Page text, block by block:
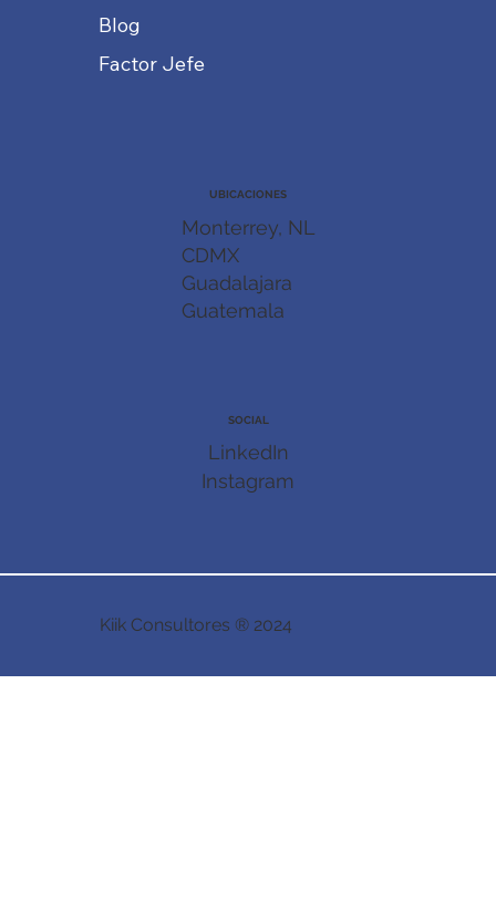
Blog
Factor Jefe
Monterrey, NL
CDMX
Guadalajara
Guatemala
UBICACIONES
LinkedIn
SOCIAL
Instagram
Kiik Consultores ® 2024